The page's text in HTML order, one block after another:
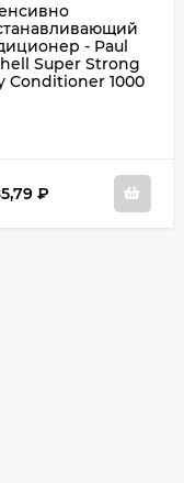
- Paul
Super Strong
Conditioner 1000
₽